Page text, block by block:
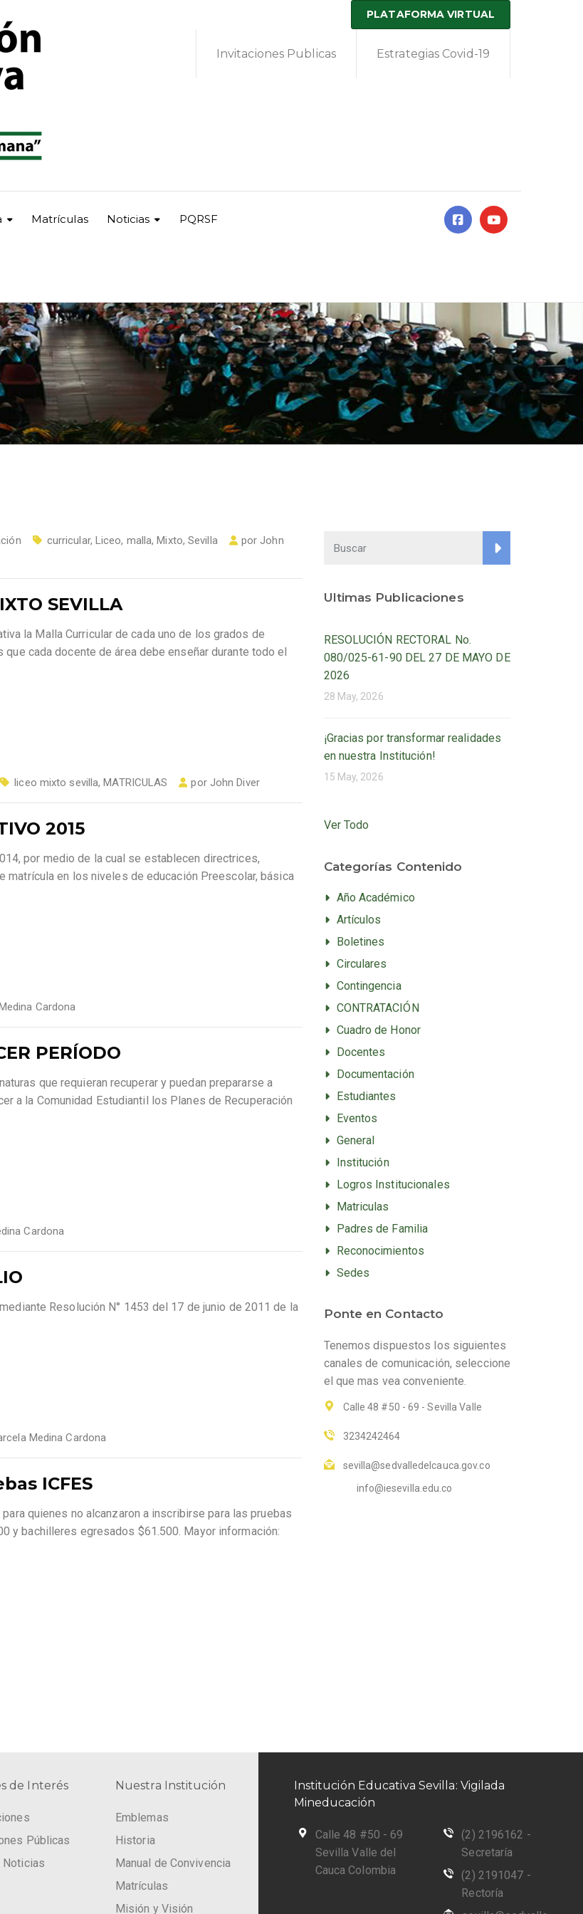
PLATAFORMA VIRTUAL
Invitaciones Publicas Estrategias Covid-19
Matrículas Noticias PQRSF
curricular, Liceo, malla,Mixto,Sevilla porJohn
SEVILLA
la Malla Curricular de cada uno de los grados de
cada docente de área debe enseñar durante todo el
liceo mixto sevilla,MATRICULAS por John Diver
2015
por medio de la cual se establecen directrices,
en los niveles de educación Preescolar, básica
Cardona
PERÍODO
que requieran recuperar y puedan prepararse a
a la Comunidad Estudiantil los Planes de Recuperación
Cardona
Resolución N° 1453 del 17 de junio de 2011 de la
Medina Cardona
ICFES
quienes no alcanzaron a inscribirse para las pruebas
y bachilleres egresados $61.500. Mayor información:
Ultimas Publicaciones
RESOLUCIÓN RECTORAL No.
080/025-61-90 DEL 27 DE MAYO DE
2026
28 May, 2026
¡Gracias por transformar realidades
en nuestra Institución!
15 May, 2026
Ver Todo
Categorías Contenido
Año Académico
Artículos
Boletines
Circulares
Contingencia
CONTRATACIÓN
Cuadro de Honor
Docentes
Documentación
Estudiantes
Eventos
General
Institución
Logros Institucionales
Matriculas
Padres de Familia
Reconocimientos
Sedes
Ponte en Contacto
Tenemos dispuestos los siguientes
canales de comunicación, seleccione
el que mas vea conveniente.
Calle 48 #50 - 69 - Sevilla Valle
3234242464
sevilla@sedvalledelcauca.gov.co
info@iesevilla.edu.co
de Interés
Públicas
Noticias
Nuestra Institución
Emblemas
Historia
Manual de Convivencia
Matrículas
Misión y Visión
Institución Educativa Sevilla: Vigilada
Mineducación
Calle 48 #50 - 69
Sevilla Valle del
Cauca Colombia
(2) 2196162 -
Secretaría
(2) 2191047 -
Rectoría